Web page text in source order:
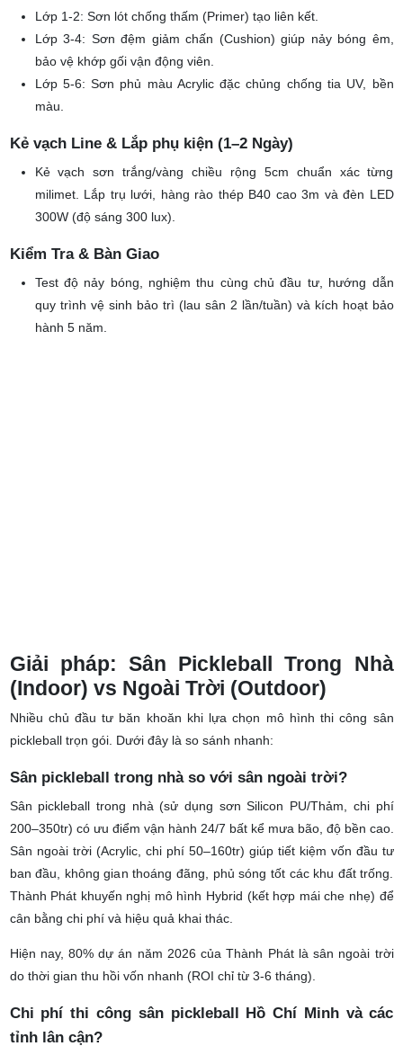
Sơn Phủ Acrylic & Hoàn thiện (3–5 Ngày)
Lớp 1-2: Sơn lót chống thấm (Primer) tạo liên kết.
Lớp 3-4: Sơn đệm giảm chấn (Cushion) giúp nảy bóng êm,
bảo vệ khớp gối vận động viên.
Lớp 5-6: Sơn phủ màu Acrylic đặc chủng chống tia UV, bền
Kẻ vạch Line & Lắp phụ kiện (1–2 Ngày)
Kẻ vạch sơn trắng/vàng chiều rộng 5cm chuẩn xác từng
milimet. Lắp trụ lưới, hàng rào thép B40 cao 3m và đèn LED
Kiểm Tra & Bàn Giao
Test độ nảy bóng, nghiệm thu cùng chủ đầu tư, hướng dẫn
quy trình vệ sinh bảo trì (lau sân 2 lần/tuần) và kích hoạt bảo
Giải pháp: Sân Pickleball Trong Nhà
(Indoor) vs Ngoài Trời (Outdoor)
Nhiều chủ đầu tư băn khoăn khi lựa chọn mô hình
Sân pickleball trong nhà so với sân ngoài trời?
Sân pickleball trong nhà (sử dụng sơn Silicon PU/Thảm, chi phí
200–350tr) có ưu điểm vận hành 24/7 bất kể mưa bão, độ bền cao.
Sân ngoài trời (Acrylic, chi phí 50–160tr) giúp tiết kiệm vốn đầu tư
ban đầu, không gian thoáng đãng, phủ sóng tốt các khu đất trống.
Thành Phát khuyến nghị mô hình Hybrid (kết hợp mái che nhẹ) để
Hiện nay, 80% dự án năm 2026 của Thành Phát là sân ngoài trời
Chi phí thi công sân pickleball Hồ Chí Minh và các